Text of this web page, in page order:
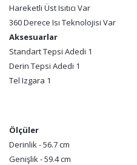
Hareketli Üst Isıtıcı Var
360 Derece Isı Teknolojisi Var
Aksesuarlar
Standart Tepsi Adedi 1
Derin Tepsi Adedi 1
Tel Izgara 1
Ölçüler
Derinlik - 56.7 cm
Genişlik - 59.4 cm